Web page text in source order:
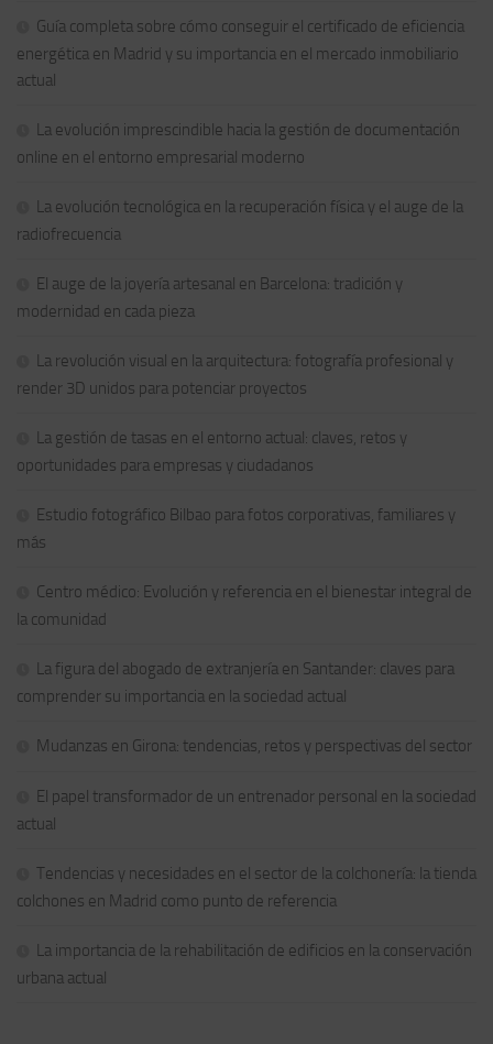
Guía completa sobre cómo conseguir el certificado de eficiencia
energética en Madrid y su importancia en el mercado inmobiliario
actual
La evolución imprescindible hacia la gestión de documentación
online en el entorno empresarial moderno
La evolución tecnológica en la recuperación física y el auge de la
radiofrecuencia
El auge de la joyería artesanal en Barcelona: tradición y
modernidad en cada pieza
La revolución visual en la arquitectura: fotografía profesional y
render 3D unidos para potenciar proyectos
La gestión de tasas en el entorno actual: claves, retos y
oportunidades para empresas y ciudadanos
Estudio fotográfico Bilbao para fotos corporativas, familiares y
más
Centro médico: Evolución y referencia en el bienestar integral de
la comunidad
La figura del abogado de extranjería en Santander: claves para
comprender su importancia en la sociedad actual
Mudanzas en Girona: tendencias, retos y perspectivas del sector
El papel transformador de un entrenador personal en la sociedad
actual
Tendencias y necesidades en el sector de la colchonería: la tienda
colchones en Madrid como punto de referencia
La importancia de la rehabilitación de edificios en la conservación
urbana actual